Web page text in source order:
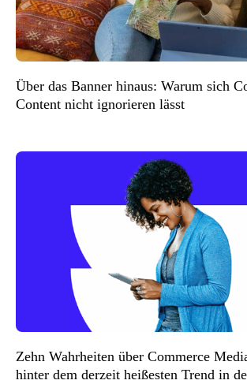
Über das Banner hinaus: Warum sich
Content nicht ignorieren lässt
Zehn Wahrheiten über Commerce
hinter dem derzeit heißesten Trend in